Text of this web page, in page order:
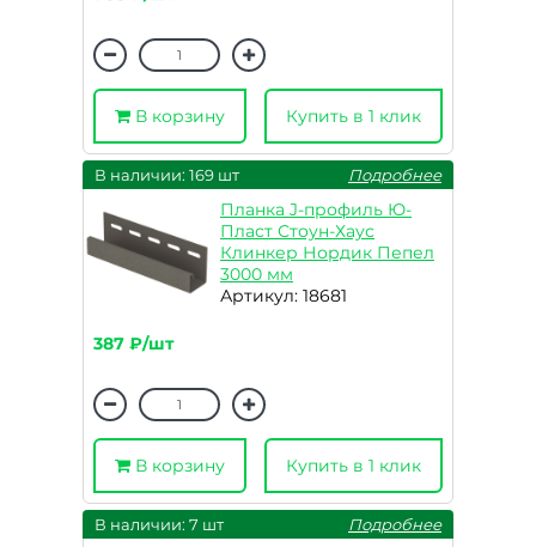
В корзину Купить в 1 клик
В наличии: 169 шт Подробнее
Планка J-профиль Ю-
Пласт Стоун-Хаус
Клинкер Нордик Пепел
3000 мм
Артикул: 18681
387 ₽/шт
В корзину Купить в 1 клик
В наличии: 7 шт Подробнее